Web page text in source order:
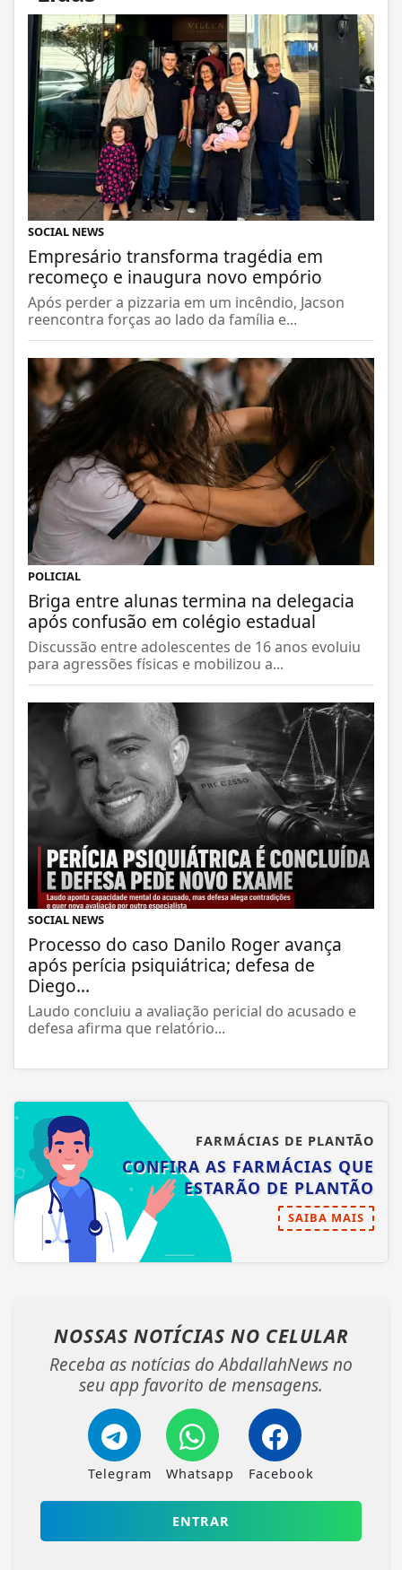
SOCIAL NEWS
Empresário transforma tragédia em
recomeço e inaugura novo empório
Após perder a pizzaria em um incêndio, Jacson
reencontra forças ao lado da família e...
POLICIAL
Briga entre alunas termina na delegacia
após confusão em colégio estadual
Discussão entre adolescentes de 16 anos evoluiu
para agressões físicas e mobilizou a...
SOCIAL NEWS
Processo do caso Danilo Roger avança
após perícia psiquiátrica; defesa de
Diego...
Laudo concluiu a avaliação pericial do acusado e
defesa afirma que relatório...
FARMÁCIAS DE PLANTÃO
CONFIRA AS FARMÁCIAS QUE
ESTARÃO DE PLANTÃO
SAIBA MAIS
NOSSAS NOTÍCIAS NO CELULAR
Receba as notícias do AbdallahNews no
seu app favorito de mensagens.
Telegram Whatsapp Facebook
ENTRAR